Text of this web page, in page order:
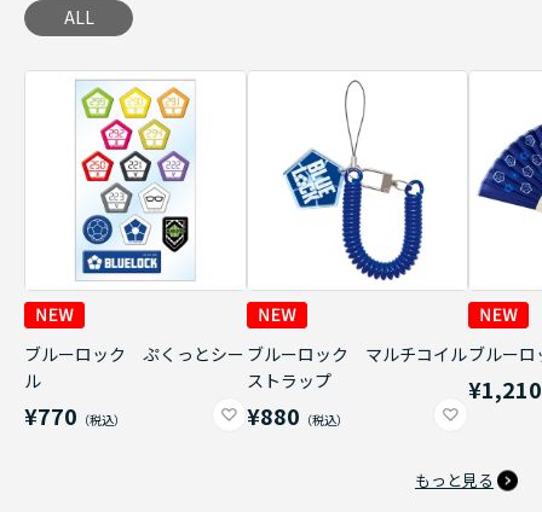
ALL
ブルーロック ぷくっとシー
ル
¥770
ブルーロック マルチコイル
ストラップ
¥880
ブルー
¥1,210
もっと見る